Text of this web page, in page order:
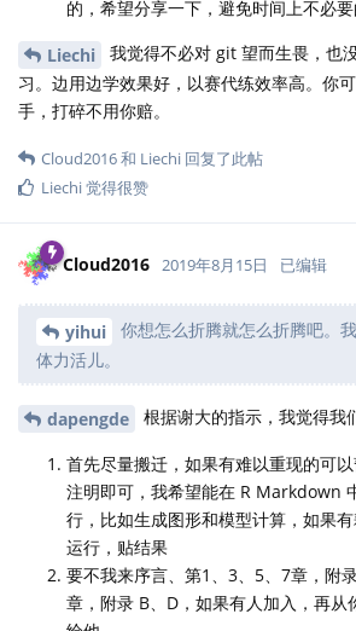
的，希望分享一下，避免时间上不必要
Liechi
我觉得不必对 git 望而生畏，也
习。边用边学效果好，以赛代练效率高。你
手，打碎不用你赔。
Cloud2016和 Liechi 回复了此帖
Liechi觉得很赞
Cloud2016 2019年8月15日 已编辑
yihui
你想怎么折腾就怎么折腾吧。
体力活儿。
dapengde 根据谢大的指示，我觉得我
首先尽量搬迁，如果有难以重现的可
注明即可，我希望能在 R Markdown
行，比如生成图形和模型计算，如果
运行，贴结果
要不我来序言、第1、3、5、7章，附
章，附录 B、D，如果有人加入，再从